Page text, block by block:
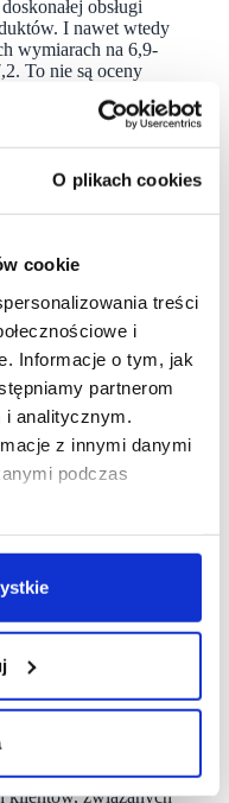
O plikach cookies
cookie
treści
i
Informacje o tym, jak
partnerom
analitycznym.
z innymi danymi
podczas
obsługi
I nawet wtedy
wymiarach na 6,9-
To nie są oceny
A jeśli osoby
promotorami,
wszystkim
to niezastąpiona
klientów.
sprzedajesz
ma imię”,
kategoriach, mają
gdzie najwięcej
których produkty
(49%), a kolejną –
skupia się
pragmatyczne
wystrój
zawsze miejsc
i to w porównaniu
lojalni są z kolei
biżuterię, elektronikę
zaś przekonuje
gdy kupują
leki i książki.
gdzie marki
klientów, związanych